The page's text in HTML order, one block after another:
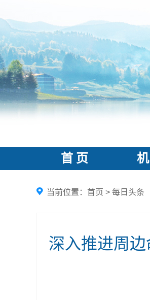
首 页
当前位置： 首页 > 每日头条
深入推进周